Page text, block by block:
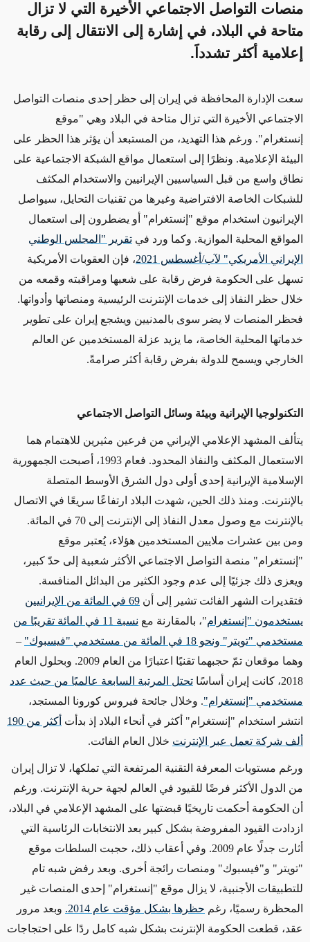
منصات التواصل الاجتماعي الأخيرة التي لا تزال
متاحة في البلاد، في إشارة إلى الانتقال إلى رقابة
إعلامية أكثر تشدداََ.
سعت الإدارة المحافظة في إيران إلى حظر إحدى منصات التواصل
الاجتماعي الأخيرة التي تزال متاحة في البلاد وهي "موقع
إنستغرام". ورغم هذا التهديد، من المستبعد أن يؤثر هذا الحظر على
البيئة الإعلامية. ونظرًا إلى استعمال مواقع الشبكة الاجتماعية على
نطاق واسع من قبل السياسيين الإيرانيين والاستخدام المكثف
للشبكات الخاصة الافتراضية وغيرها من تقنيات التحايل، سيواصل
الإيرانيون استخدام موقع "إنستغرام" أو يضطرون إلى استعمال
المواقع المحلية الموازية. وكما ورد في تقرير "المجلس الوطني
الإيراني الأمريكي" لآب/أغسطس 2021
، فإن العقوبات الأمريكية
تسهل على الحكومة فرض رقابة على شعبها ومراقبته وقمعه من
خلال حظر النفاذ إلى خدمات الإنترنت الرئيسية ومنصاتها وأدواتها.
فحظر المنصات لا يضر سوى بالمدنيين ويشجع إيران على تطوير
خدماتها المحلية الخاصة، ما يزيد عزلة المستخدمين عن العالم
الخارجي ويسمح للدولة بفرض رقابة أكثر صرامةً.
التكنولوجيا الإيرانية وبيئة وسائل التواصل الاجتماعي
يتألف المشهد الإعلامي الإيراني من فرعين مثيرين للاهتمام هما
الاستعمال المكثف والنفاذ المحدود. فعام 1993، أصبحت الجمهورية
الإسلامية الإيرانية إحدى أولى دول الشرق الأوسط المتصلة
بالإنترنت. ومنذ ذلك الحين، شهدت البلاد ارتفاعًا سريعًا في الاتصال
بالإنترنت مع وصول معدل النفاذ إلى الإنترنت إلى 70 في المائة.
ومن بين عشرات ملايين المستخدمين هؤلاء، يُعتبر موقع
"إنستغرام" منصة التواصل الاجتماعي الأكثر شعبية إلى حدّ كبير،
ويعزى ذلك جزئيًا إلى عدم وجود الكثير من البدائل المنافسة.
فتقديرات الشهر الفائت تشير إلى أن
69 في المائة من الإيرانيين
يستخدمون "إنستغرام"، بالمقارنة مع
نسبة 11 في المائة تقريبًا من
مستخدمي "تويتر" ونحو 18 في المائة من مستخدمي "فيسبوك"
–
وهما موقعان تمّ حجبهما تقنيًا اعتبارًا من العام 2009. وبحلول العام
2018، كانت إيران أساسًا
تحتل المرتبة السابعة عالميًا من حيث عدد
مستخدمي "إنستغرام". وخلال جائحة فيروس كورونا المستجد،
انتشر استخدام "إنستغرام" أكثر في أنحاء البلاد إذ بدأت
أكثر من 190
ألف شركة تعمل عبر الإنترنت خلال العام الفائت.
ورغم مستويات المعرفة التقنية المرتفعة التي تملكها، لا تزال إيران
من الدول الأكثر فرضًا للقيود في العالم لجهة حرية الإنترنت. ورغم
أن الحكومة أحكمت تاريخيًا قبضتها على المشهد الإعلامي في البلاد،
ازدادت القيود المفروضة بشكل كبير بعد الانتخابات الرئاسية التي
أثارت جدلًا عام 2009. وفي أعقاب ذلك، حجبت السلطات موقع
"تويتر" و"فيسبوك" ومنصات رائجة أخرى. وبعد رفض شبه تام
للتطبيقات الأجنبية، لا يزال موقع "إنستغرام" إحدى المنصات غير
المحظرة رسميًا، رغم حظرها بشكل مؤقت عام 2014.
وبعد مرور
عقد، قطعت الحكومة الإنترنت بشكل شبه كامل ردًا على احتجاجات